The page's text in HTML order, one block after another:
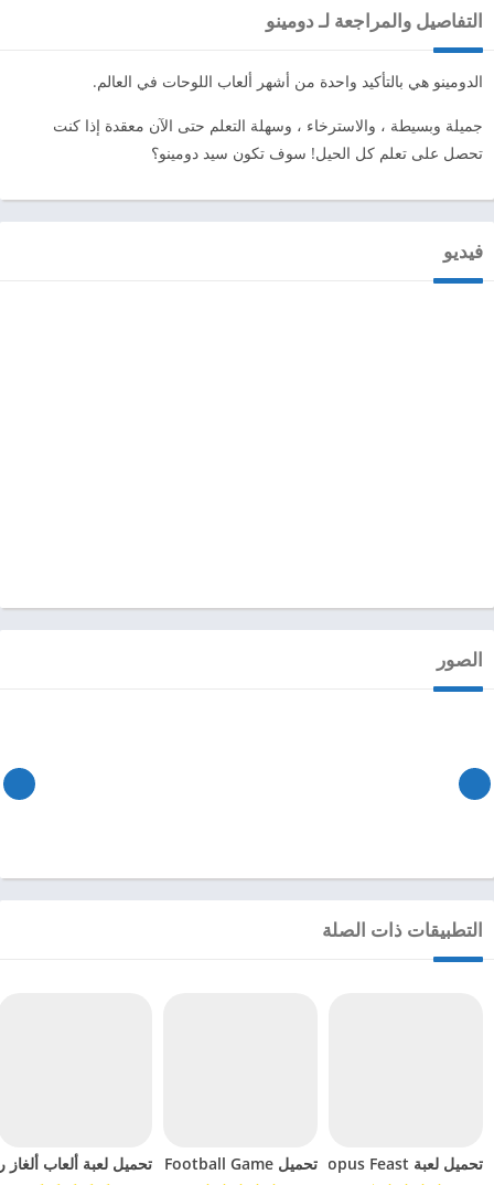
التفاصيل والمراجعة لـ دومينو
الدومينو هي بالتأكيد واحدة من أشهر ألعاب اللوحات في العالم.
جميلة وبسيطة ، والاسترخاء ، وسهلة التعلم حتى الآن معقدة إذا كنت
تحصل على تعلم كل الحيل! سوف تكون سيد دومينو؟
فيديو
الصور
التطبيقات ذات الصلة
تحميل لعبة Octopus Feast مهكرة للاندرويد 2024 تحميل Soccer Hero PvP Football Game مهكرة للاندرويد 2024 تحميل لعبة ألعاب ألغاز